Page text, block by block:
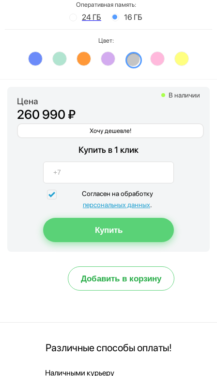
Оперативная память:
24 ГБ 16 ГБ
Цвет:
Цена
260 990 ₽
Хочу дешевле!
В наличии
Купить в 1 клик
Согласен на обработку
персональных данных.
Добавить в корзину
Различные способы оплаты!
Наличными курьеру